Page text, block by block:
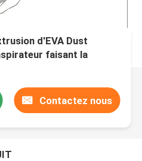
d'EVA Dust
faisant la
Contactez nous